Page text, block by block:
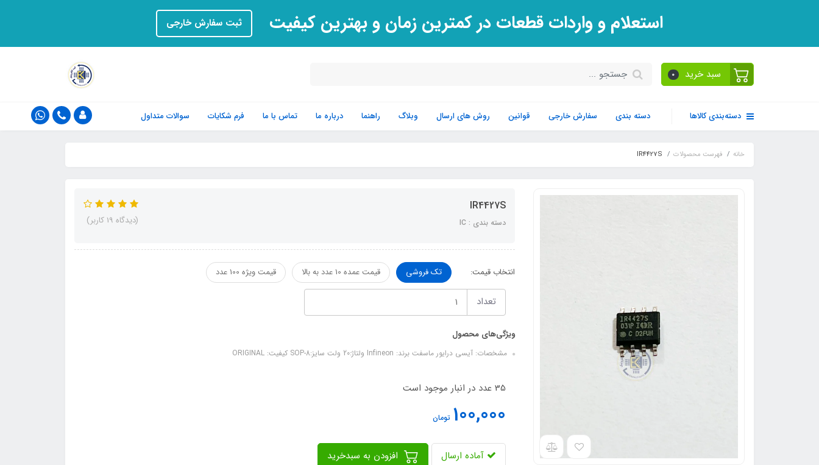
استعلام و واردات قطعات در کمترین زمان و بهترین کیفیت ثبت سفارش خارجی
سبد خرید 0
دسته‌بندی کالاها دسته بندی سفارش خارجی قوانین روش های ارسال وبلاگ راهنما درباره ما تماس با ما فرم‌ شکایات سوالات متداول
خانه فهرست محصولات IR4427S
IR4427S
دسته بندی : IC (دیدگاه 19 کاربر)
انتخاب قیمت: تک فروشی قیمت عمده 10 عدد به بالا قیمت ویژه 100 عدد
تعداد
ویژگی‌های محصول
مشخصات: آیسی درایور ماسفت برند: Infineon ولتاژ:20 ولت سایز:SOP-8 کیفیت: ORIGINAL
35 عدد در انبار موجود است
100,000 تومان
آماده ارسال